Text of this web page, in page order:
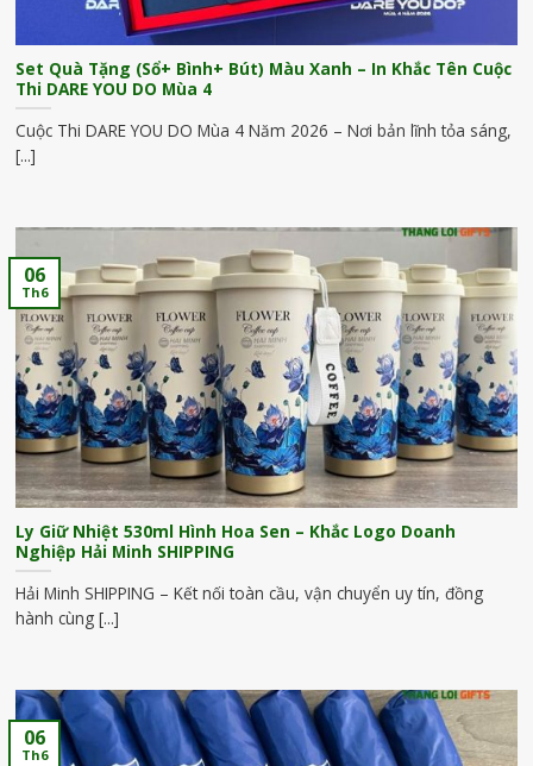
Set Quà Tặng (Sổ+ Bình+ Bút) Màu Xanh – In Khắc Tên Cuộc
Thi DARE YOU DO Mùa 4
Cuộc Thi DARE YOU DO Mùa 4 Năm 2026 – Nơi bản lĩnh tỏa sáng,
[...]
Ly Giữ Nhiệt 530ml Hình Hoa Sen – Khắc Logo Doanh
Nghiệp Hải Minh SHIPPING
Hải Minh SHIPPING – Kết nối toàn cầu, vận chuyển uy tín, đồng
hành cùng [...]
06
Th6
06
Th6